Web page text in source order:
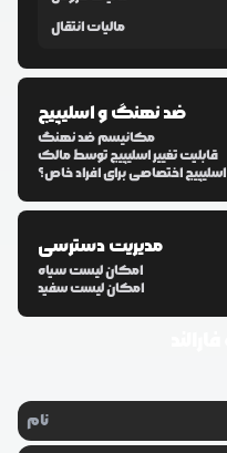
مالیات انتقال
ضد نهنگ و اسلیپیج
مکانیسم ضد نهنگ
قابلیت تغییر اسلیپیج توسط مالک
اسلیپیج اختصاصی برای افراد خاص؟
مدیریت دسترسی
امکان لیست سیاه
امکان لیست سفید